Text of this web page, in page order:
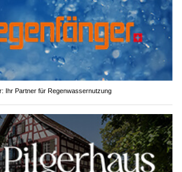
Ihr Partner für Regenwassernutzung